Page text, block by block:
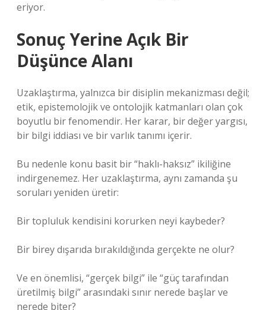
eriyor.
Sonuç Yerine Açık Bir
Düşünce Alanı
Uzaklaştırma, yalnızca bir disiplin mekanizması değil;
etik, epistemolojik ve ontolojik katmanları olan çok
boyutlu bir fenomendir. Her karar, bir değer yargısı,
bir bilgi iddiası ve bir varlık tanımı içerir.
Bu nedenle konu basit bir “haklı-haksız” ikiliğine
indirgenemez. Her uzaklaştırma, aynı zamanda şu
soruları yeniden üretir:
Bir topluluk kendisini korurken neyi kaybeder?
Bir birey dışarıda bırakıldığında gerçekte ne olur?
Ve en önemlisi, “gerçek bilgi” ile “güç tarafından
üretilmiş bilgi” arasındaki sınır nerede başlar ve
nerede biter?